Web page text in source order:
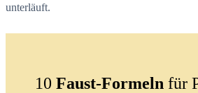
unterläuft.
10 Faust-Formeln für